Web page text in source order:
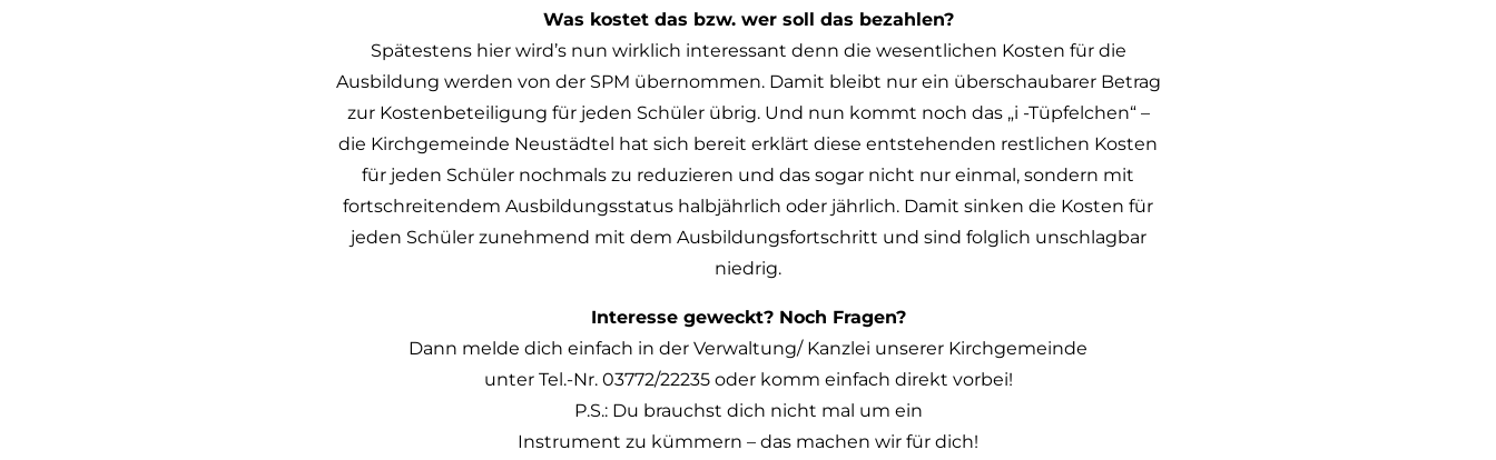
Was kostet das bzw. wer soll das bezahlen?
Spätestens hier wird’s nun wirklich interessant denn die wesentlichen Kosten für die
Ausbildung werden von der SPM übernommen. Damit bleibt nur ein überschaubarer Betrag
zur Kostenbeteiligung für jeden Schüler übrig. Und nun kommt noch das „i -Tüpfelchen“ –
die Kirchgemeinde Neustädtel hat sich bereit erklärt diese entstehenden restlichen Kosten
für jeden Schüler nochmals zu reduzieren und das sogar nicht nur einmal, sondern mit
fortschreitendem Ausbildungsstatus halbjährlich oder jährlich. Damit sinken die Kosten für
jeden Schüler zunehmend mit dem Ausbildungsfortschritt und sind folglich unschlagbar
niedrig.
Interesse geweckt? Noch Fragen?
Dann melde dich einfach in der Verwaltung/ Kanzlei unserer Kirchgemeinde
unter Tel.-Nr. 03772/22235 oder komm einfach direkt vorbei!
P.S.: Du brauchst dich nicht mal um ein
Instrument zu kümmern – das machen wir für dich!